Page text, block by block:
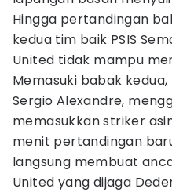
Hingga pertandingan
kedua tim baik PSIS
United tidak mampu
Memasuki babak kedua,
Sergio Alexandre,
memasukkan striker
menit pertandingan
langsung membuat
United yang dijaga